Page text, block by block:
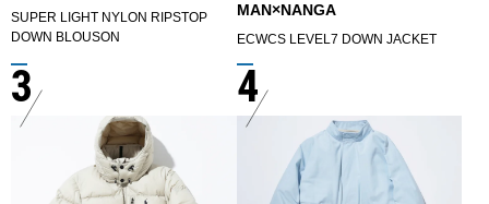
SUPER LIGHT NYLON RIPSTOP
DOWN BLOUSON
MAN×NANGA
ECWCS LEVEL7 DOWN JACKET
3 4